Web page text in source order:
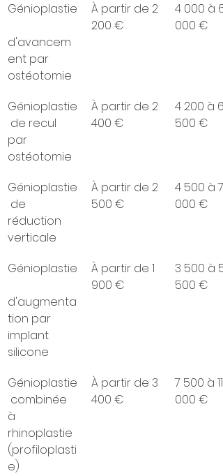
Génioplastie
d'avancem
ent par
ostéotomie
À partir de 2
200 €
4 000 à 6
000 €
Génioplastie
de recul
par
ostéotomie
À partir de 2
400 €
4 200 à 6
500 €
Génioplastie
de
réduction
verticale
À partir de 2
500 €
4 500 à 7
000 €
Génioplastie
d'augmenta
tion par
implant
silicone
À partir de 1
900 €
3 500 à 5
500 €
Génioplastie
combinée
à
rhinoplastie
(profiloplasti
e)
À partir de 3
400 €
7 500 à 11
000 €